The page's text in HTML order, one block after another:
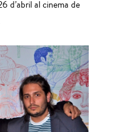
d’abril al cinema de